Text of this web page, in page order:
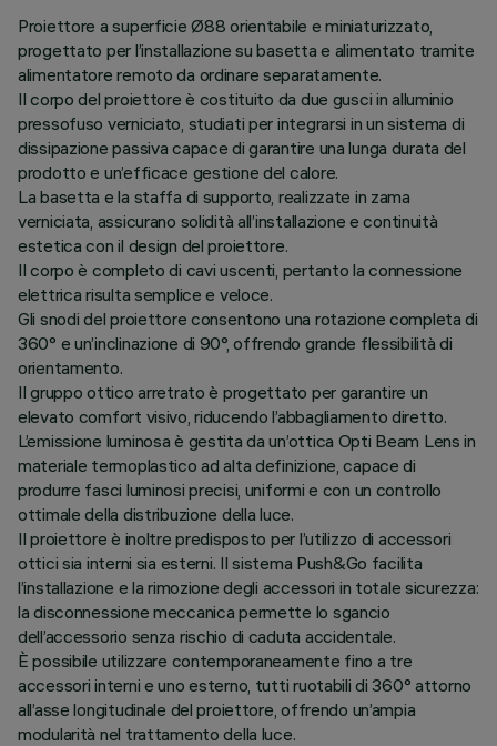
Proiettore a superficie Ø88 orientabile e miniaturizzato,
progettato per l’installazione su basetta e alimentato tramite
alimentatore remoto da ordinare separatamente.
Il corpo del proiettore è costituito da due gusci in alluminio
pressofuso verniciato, studiati per integrarsi in un sistema di
dissipazione passiva capace di garantire una lunga durata del
prodotto e un’efficace gestione del calore.
La basetta e la staffa di supporto, realizzate in zama
verniciata, assicurano solidità all’installazione e continuità
estetica con il design del proiettore.
Il corpo è completo di cavi uscenti, pertanto la connessione
elettrica risulta semplice e veloce.
Gli snodi del proiettore consentono una rotazione completa di
360° e un’inclinazione di 90°, offrendo grande flessibilità di
orientamento.
Il gruppo ottico arretrato è progettato per garantire un
elevato comfort visivo, riducendo l’abbagliamento diretto.
L’emissione luminosa è gestita da un’ottica Opti Beam Lens in
materiale termoplastico ad alta definizione, capace di
produrre fasci luminosi precisi, uniformi e con un controllo
ottimale della distribuzione della luce.
Il proiettore è inoltre predisposto per l’utilizzo di accessori
ottici sia interni sia esterni. Il sistema Push&Go facilita
l’installazione e la rimozione degli accessori in totale sicurezza:
la disconnessione meccanica permette lo sgancio
dell’accessorio senza rischio di caduta accidentale.
È possibile utilizzare contemporaneamente fino a tre
accessori interni e uno esterno, tutti ruotabili di 360° attorno
all’asse longitudinale del proiettore, offrendo un’ampia
modularità nel trattamento della luce.